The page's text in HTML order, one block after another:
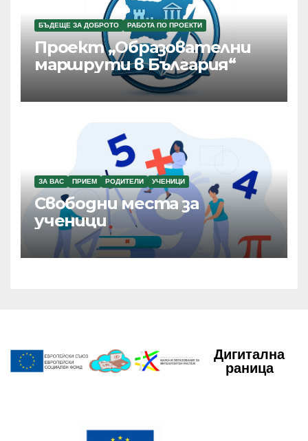
БЪДЕЩЕ ЗА ДОБРОТО РАБОТА ПО ПРОЕКТИ
Проект „Образователни
маршрути в България“
ЗА ВАС ПРИЕМ РОДИТЕЛИ УЧЕНИЦИ
Свободни места за
ученици
Дигитална
раница